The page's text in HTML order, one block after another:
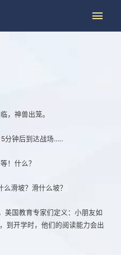
，神兽出笼。
分钟后到达战场…..
！什么？
么滑坡？滑什么坡？
美国教育专家们定义：小朋友如
到开学时，他们的阅读能力会出